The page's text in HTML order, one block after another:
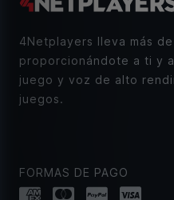
4Netplayers lleva más
proporcionándote a ti y
juego y voz de alto
juegos.
FORMAS DE PAGO